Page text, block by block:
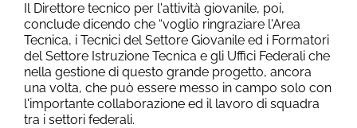
Il Direttore tecnico per l'attività giovanile, poi,
conclude dicendo che “voglio ringraziare l'Area
Tecnica, i Tecnici del Settore Giovanile ed i Formatori
del Settore Istruzione Tecnica e gli Uffici Federali che
nella gestione di questo grande progetto, ancora
una volta, che può essere messo in campo solo con
l'importante collaborazione ed il lavoro di squadra
tra i settori federali.